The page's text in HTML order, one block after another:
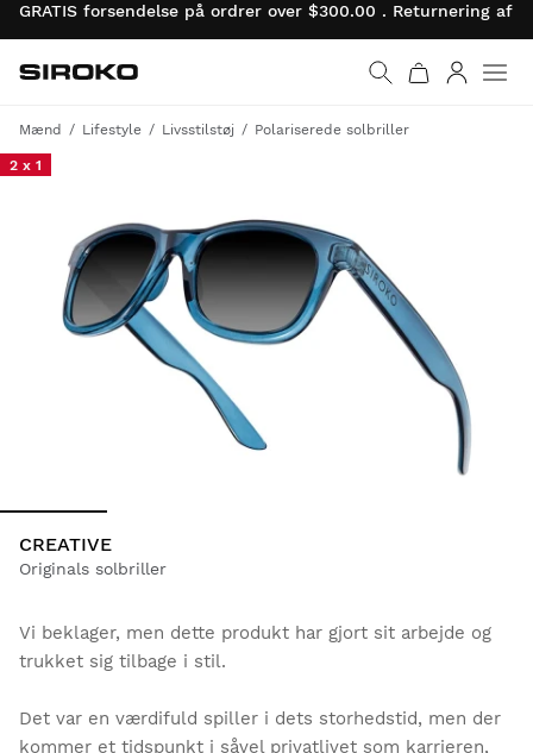
GRATIS forsendelse på ordrer over $300.00 . Returnering
Gå til startsiden
Siroko.com
Mænd Lifestyle Livsstilstøj Polariserede solbriller
2 x 1
CREATIVE
Originals solbriller
Vi beklager, men dette produkt har gjort sit arbejde og
trukket sig tilbage i stil.
Det var en værdifuld spiller i dets storhedstid, men der
kommer et tidspunkt i såvel privatlivet som karrieren,